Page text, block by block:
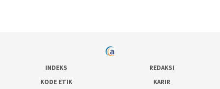
INDEKS
REDAKSI
KODE ETIK
KARIR